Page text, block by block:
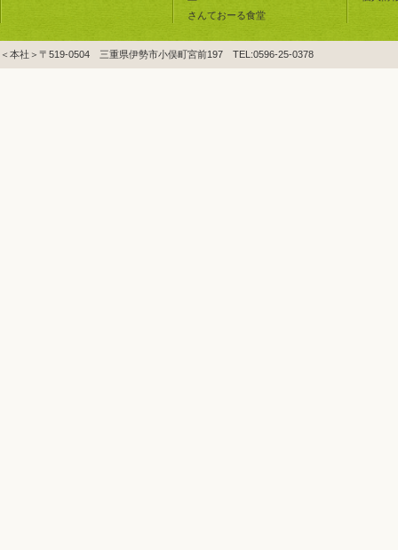
さんておーる食堂
＜本社＞〒519-0504 三重県伊勢市小俣町宮前197 TEL:0596-25-0378